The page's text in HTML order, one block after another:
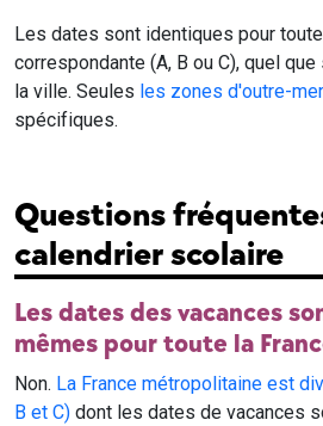
Les dates sont identiques pour
correspondante (A, B ou C), quel
la ville. Seules les zones d'outre-mer
spécifiques.
Questions
calendrier scolaire
Les dates des vacances
mêmes pour toute la
Non. La France métropolitaine est
B et C) dont les dates de vacances